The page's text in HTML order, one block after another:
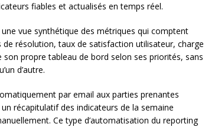
fiables et actualisés en temps réel.
vue synthétique des métriques qui comptent
résolution, taux de satisfaction utilisateur, charge
propre tableau de bord selon ses priorités, sans
d’autre.
par email aux parties prenantes
récapitulatif des indicateurs de la semaine
Ce type d’automatisation du reporting